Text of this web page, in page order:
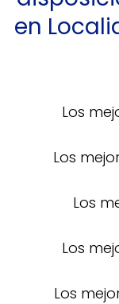
en
Los
Los
Los
Los
Los